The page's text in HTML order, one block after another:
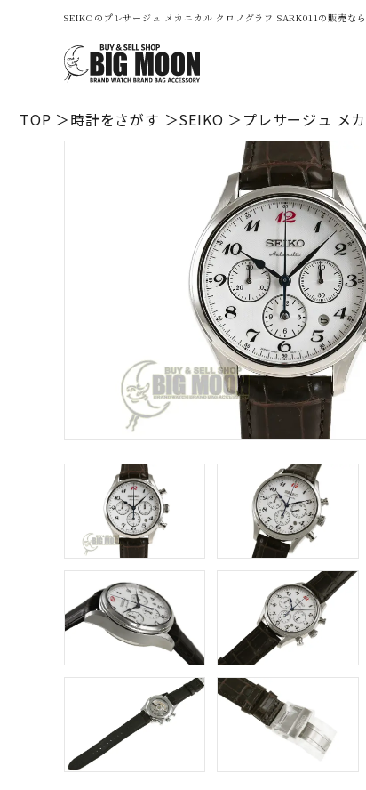
SEIKOのプレサージュ メカニカル クロノグラフ SARK011の販売な
TOP 時計をさがす SEIKO プレサージュ メ